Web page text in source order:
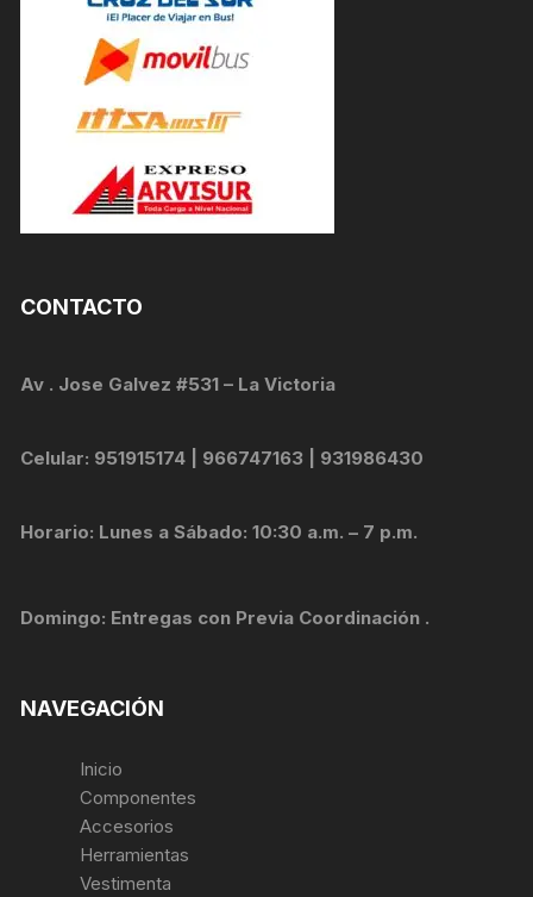
CONTACTO
Av . Jose Galvez #531 – La Victoria
Celular: 951915174 | 966747163 | 931986430
Horario: Lunes a Sábado: 10:30 a.m. – 7 p.m.
Domingo: Entregas con Previa Coordinación .
NAVEGACIÓN
Inicio
Componentes
Accesorios
Herramientas
Vestimenta